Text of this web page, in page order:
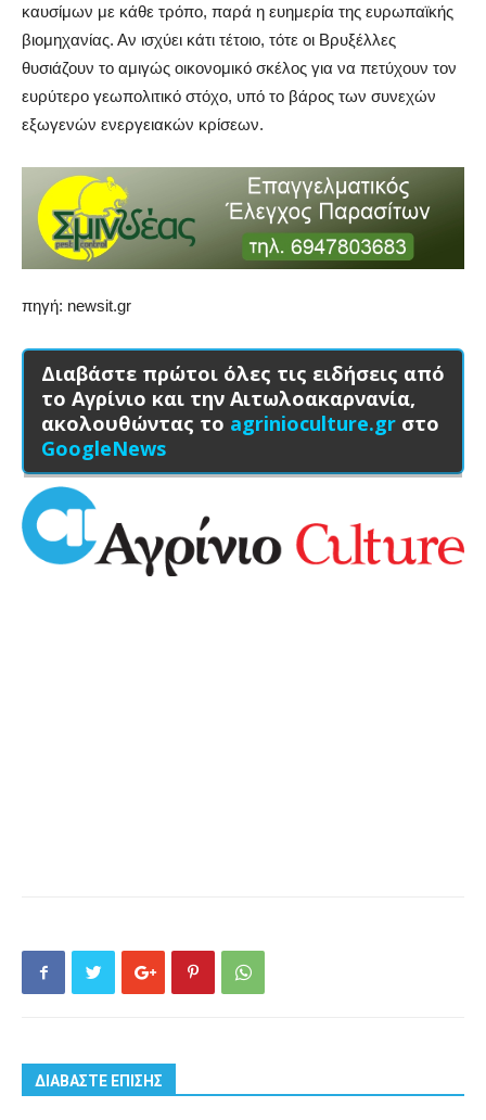
καυσίμων με κάθε τρόπο, παρά η ευημερία της ευρωπαϊκής
βιομηχανίας. Αν ισχύει κάτι τέτοιο, τότε οι Βρυξέλλες
θυσιάζουν το αμιγώς οικονομικό σκέλος για να πετύχουν τον
ευρύτερο γεωπολιτικό στόχο, υπό το βάρος των συνεχών
εξωγενών ενεργειακών κρίσεων.
πηγή: newsit.gr
Διαβάστε πρώτοι όλες τις ειδήσεις από
το Αγρίνιο και την Αιτωλοακαρνανία,
ακολουθώντας το agrinioculture.gr στο
GoogleNews
ΔΙΑΒΑΣΤΕ ΕΠΙΣΗΣ